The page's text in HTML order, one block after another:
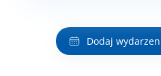
Dodaj